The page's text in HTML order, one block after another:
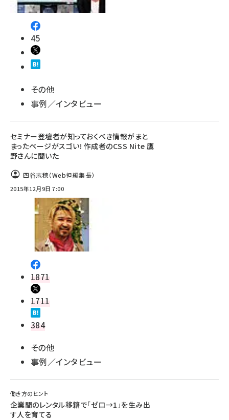
45
その他
事例／インタビュー
セミナー登壇者が知っておくべき情報がまと
まったページがスゴい! 作成者のCSS Nite 鷹
野さんに聞いた
四谷志穂（Web担編集長）
2015年12月9日 7:00
1871
1711
384
その他
事例／インタビュー
働き方のヒント
企業間のレンタル移籍で「ゼロ→1」を生み出
す人を育てる